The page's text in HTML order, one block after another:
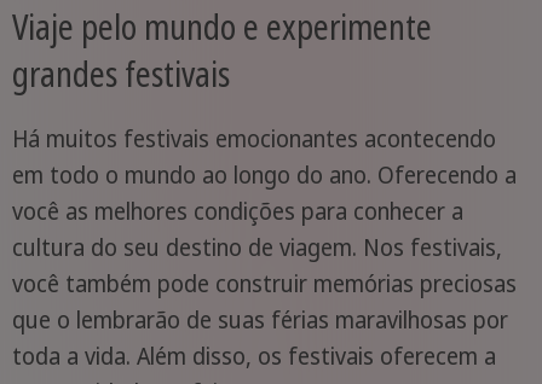
Viaje pelo mundo e experimente
grandes festivais
Há muitos festivais emocionantes acontecendo
em todo o mundo ao longo do ano. Oferecendo a
você as melhores condições para conhecer a
cultura do seu destino de viagem. Nos festivais,
você também pode construir memórias preciosas
que o lembrarão de suas férias maravilhosas por
toda a vida. Além disso, os festivais oferecem a